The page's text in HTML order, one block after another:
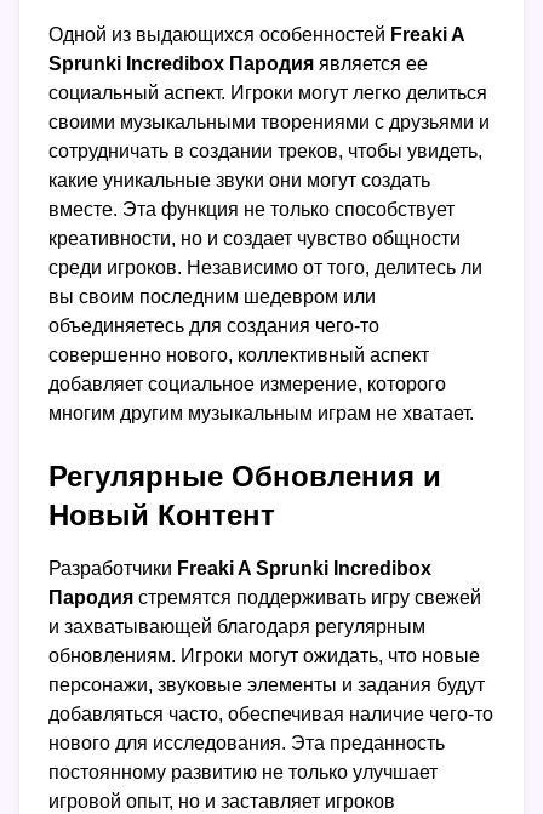
Одной из выдающихся особенностей Freaki A
Sprunki Incredibox Пародия является ее
социальный аспект. Игроки могут легко делиться
своими музыкальными творениями с друзьями и
сотрудничать в создании треков, чтобы увидеть,
какие уникальные звуки они могут создать
вместе. Эта функция не только способствует
креативности, но и создает чувство общности
среди игроков. Независимо от того, делитесь ли
вы своим последним шедевром или
объединяетесь для создания чего-то
совершенно нового, коллективный аспект
добавляет социальное измерение, которого
многим другим музыкальным играм не хватает.
Регулярные Обновления и
Новый Контент
Разработчики Freaki A Sprunki Incredibox
Пародия стремятся поддерживать игру свежей
и захватывающей благодаря регулярным
обновлениям. Игроки могут ожидать, что новые
персонажи, звуковые элементы и задания будут
добавляться часто, обеспечивая наличие чего-то
нового для исследования. Эта преданность
постоянному развитию не только улучшает
игровой опыт, но и заставляет игроков